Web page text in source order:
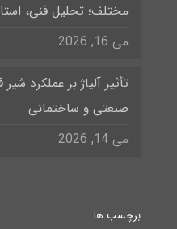
مختلف؛ تحلیل فنی،
می 16, 2026
تأثیر آلیاژ بر عملکرد
صنعتی و ساختمانی
می 14, 2026
برچسب ها